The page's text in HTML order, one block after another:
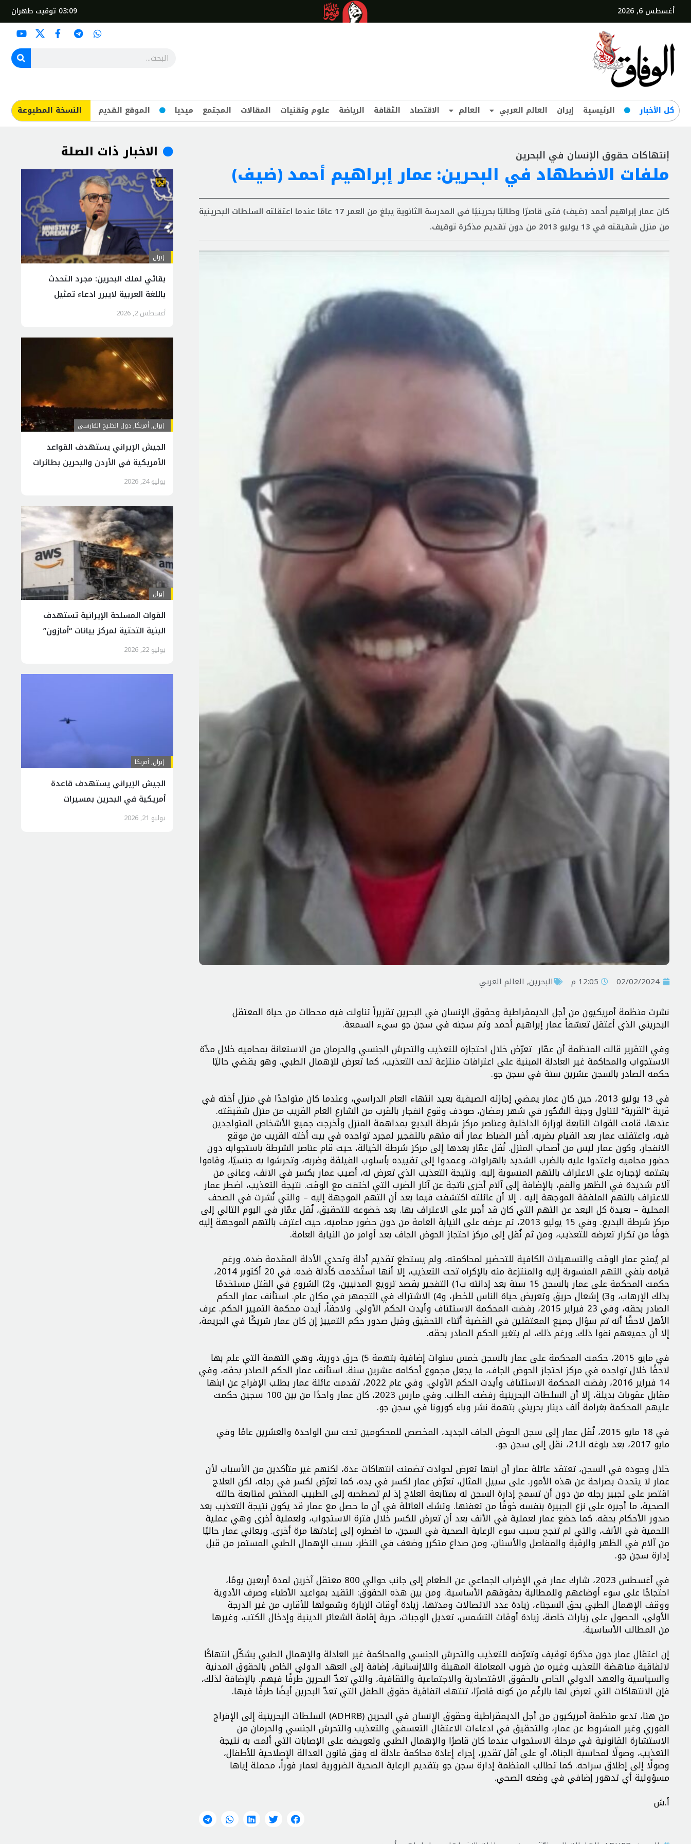
أغسطس 6, 2026 03:09 توقيت طهران
کل‌ الأخبار الرئيسية إيران العالم العربي العالم الاقتصاد الثقافة الرياضة علوم وتقنيات المقالات المجتمع ميديا الموقع القديم ​النسخة المطبوعة
إنتهاكات حقوق الإنسان في البحرين
ملفات الاضطهاد في البحرين: عمار إبراهيم أحمد (ضيف)
كان عمار إبراهيم أحمد (ضيف) فتى قاصرًا وطالبًا بحرينيًا في المدرسة الثانوية يبلغ من العمر 17 عامًا عندما اعتقلته السلطات البحرينية
من منزل شقيقته في 13 يوليو 2013 من دون تقديم مذكرة توقيف.
02/02/2024 12:05 م البحرين, العالم العربي
نشرت منظمة أمريكيون من أجل الديمقراطية وحقوق الإنسان في البحرين تقريراً تناولت فيه محطات من حياة المعتقل
البحريني الذي أعتقل تعسّفاً عمار إبراهيم أحمد وتم سجنه في سجن جو سيء السمعة.
وفي التقرير قالت المنظمة أن عمّار تعرّض خلال احتجازه للتعذيب والتحرش الجنسي والحرمان من الاستعانة بمحاميه خلال مدّة
الاستجواب والمحاكمة غير العادلة المبنية على اعترافات منتزعة تحت التعذيب، كما تعرض للإهمال الطبي. وهو يقضي حاليًا
حكمه الصادر بالسجن عشرين سنة في سجن جو.
في 13 يوليو 2013، حين كان عمار يمضي إجازته الصيفية بعيد انتهاء العام الدراسي، وعندما كان متواجدًا في منزل أخته في
قرية “القرية” لتناول وجبة السَّحُور في شهر رمضان، صودف وقوع انفجار بالقرب من الشارع العام القريب من منزل شقيقته.
عندها، قامت القوات التابعة لوزارة الداخلية وعناصر مركز شرطة البديع بمداهمة المنزل وأخرجت جميع الأشخاص المتواجدين
فيه، واعتقلت عمار بعد القيام بضربه. أخبر الضباط عمار أنه متهم بالتفجير لمجرد تواجده في بيت أخته القريب من موقع
الانفجار، وكون عمار ليس من أصحاب المنزل. نُقل عمّار بعدها إلى مركز شرطة الخيالة، حيث قام عناصر الشرطة باستجوابه دون
حضور محاميه واعتدوا عليه بالضرب الشديد بالهراوات، وعمدوا إلى تقييده بأسلوب الفيلقة وضربه، وتحرشوا به جنسيًا، وقاموا
بشتمه لإجباره على الاعتراف بالتهم المنسوبة إليه. ونتيجة التعذيب الذي تعرض له، أصيب عمار بكسر في الانف، وعانى من
آلام شديدة في الظهر والفم، بالإضافة إلى آلام أخرى ناتجة عن آثار الضرب التي اختفت مع الوقت. نتيجة التعذيب، اضطر عمار
للاعتراف بالتهم الملفقة الموجهة إليه . إلا أن عائلته اكتشفت فيما بعد أن التهم الموجهة إليه – والتي نُشرت في الصحف
المحلية – بعيدة كل البعد عن التهم التي كان قد أجبر على الاعتراف بها. بعد خضوعه للتحقيق، نُقل عمّار في اليوم التالي إلى
مركز شرطة البديع. وفي 15 يوليو 2013، تم عرضه على النيابة العامة من دون حضور محاميه، حيث اعترف بالتهم الموجهة إليه
خوفًا من تكرار تعرضه للتعذيب، ومن ثم نُقل إلى مركز احتجاز الحوض الجاف بعد أوامر من النيابة العامة.
لم يُمنح عمار الوقت والتسهيلات الكافية للتحضير لمحاكمته، ولم يستطع تقديم أدلة وتحدي الأدلة المقدمة ضده. ورغم
قيامه بنفي التهم المنسوبة إليه والمنتزعة منه بالإكراه تحت التعذيب، إلا أنها استُخدمت كأدلة ضده. في 20 أكتوبر 2014،
حكمت المحكمة على عمار بالسجن 15 سنة بعد إدانته ب1) التفجير بقصد ترويع المدنيين، و2) الشروع في القتل مستخدمًا
بذلك الإرهاب، و3) إشعال حريق وتعريض حياة الناس للخطر، و4) الاشتراك في التجمهر في مكان عام. استأنف عمار الحكم
الصادر بحقه، وفي 23 فبراير 2015، رفضت المحكمة الاستئناف وأيدت الحكم الأولي. ولاحقاً، أيدت محكمة التمييز الحكم. عرف
الأهل لاحقًا أنه تم سؤال جميع المعتقلين في القضية أثناء التحقيق وقبل صدور حكم التمييز إن كان عمار شريكًا في الجريمة،
إلا أن جميعهم نفوا ذلك. ورغم ذلك، لم يتغير الحكم الصادر بحقه.
في مايو 2015، حكمت المحكمة على عمار بالسجن خمس سنوات إضافية بتهمة 5) حرق دورية، وهي التهمة التي علم بها
لاحقًا خلال تواجده في مركز احتجاز الحوض الجاف، ما يجعل مجموع أحكامه عشرين سنة. استأنف عمار الحكم الصادر بحقه، وفي
14 فبراير 2016، رفضت المحكمة الاستئناف وأيدت الحكم الأولي. وفي عام 2022، تقدمت عائلة عمار بطلب الإفراج عن ابنها
مقابل عقوبات بديلة، إلا أن السلطات البحرينية رفضت الطلب. وفي مارس 2023، كان عمار واحدًا من بين 100 سجين حكمت
عليهم المحكمة بغرامة ألف دينار بحريني بتهمة نشر وباء كورونا في سجن جو.
في 18 مايو 2015، نُقل عمار إلى سجن الحوض الجاف الجديد، المخصص للمحكومين تحت سن الواحدة والعشرين عامًا وفي
مايو 2017، بعد بلوغه الـ21، نقل إلى سجن جو.
خلال وجوده في السجن، تعتقد عائلة عمار أن ابنها تعرض لحوادث تضمنت انتهاكات عدة، لكنهم غير متأكدين من الأسباب لأن
عمار لا يتحدث بصراحة عن هذه الأمور. على سبيل المثال، تعرّض عمار لكسر في يده، كما تعرّض لكسر في رجله، لكن العلاج
اقتصر على تجبير رجله من دون أن تسمح إدارة السجن له بمتابعة العلاج إذ لم تصطحبه إلى الطبيب المختص لمتابعة حالته
الصحية، ما أجبره على نزع الجبيرة بنفسه خوفًا من تعفنها. وتشك العائلة في أن ما حصل مع عمار قد يكون نتيجة التعذيب بعد
صدور الأحكام بحقه. كما خضع عمار لعملية في الأنف بعد أن تعرض للكسر خلال فترة الاستجواب، ولعملية أخرى وهي عملية
اللحمية في الأنف، والتي لم تنجح بسبب سوء الرعاية الصحية في السجن، ما اضطره إلى إعادتها مرة أخرى. ويعاني عمار حاليًا
من آلام في الظهر والرقبة والمفاصل والأسنان، ومن صداع متكرر وضعف في النظر، بسبب الإهمال الطبي المستمر من قبل
إدارة سجن جو.
في أغسطس 2023، شارك عمار في الإضراب الجماعي عن الطعام إلى جانب حوالي 800 معتقل آخرين لمدة أربعين يومًا،
احتجاجًا على سوء أوضاعهم وللمطالبة بحقوقهم الأساسية. ومن بين هذه الحقوق: التقيد بمواعيد الأطباء وصرف الأدوية
ووقف الإهمال الطبي بحق السجناء، زيادة عدد الاتصالات ومدتها، زيادة أوقات الزيارة وشمولها للأقارب من غير الدرجة
الأولى، الحصول على زيارات خاصة، زيادة أوقات التشمس، تعديل الوجبات، حرية إقامة الشعائر الدينية وإدخال الكتب، وغيرها
من المطالب الأساسية.
إن اعتقال عمار دون مذكرة توقيف وتعرّضه للتعذيب والتحرش الجنسي والمحاكمة غير العادلة والإهمال الطبي يشكّل انتهاكًا
لاتفاقية مناهضة التعذيب وغيره من ضروب المعاملة المهينة واللاإنسانية، إضافة إلى العهد الدولي الخاص بالحقوق المدنية
والسياسية والعهد الدولي الخاص بالحقوق الاقتصادية والاجتماعية والثقافية، والتي تعدّ البحرين طرفًا فيهم. بالإضافة لذلك،
فإن الانتهاكات التي تعرض لها بالرغْم من كونه قاصرًا، تنتهك اتفاقية حقوق الطفل التي تعدّ البحرين أيضًا طرفًا فيها.
من هنا، تدعو منظمة أمريكيون من أجل الديمقراطية وحقوق الإنسان في البحرين (ADHRB) السلطات البحرينية إلى الإفراج
الفوري وغير المشروط عن عمار، والتحقيق في ادعاءات الاعتقال التعسفي والتعذيب والتحرش الجنسي والحرمان من
الاستشارة القانونية في مرحلة الاستجواب عندما كان قاصرًا والإهمال الطبي وتعويضه على الإصابات التي ألمت به نتيجة
التعذيب، وصولًا لمحاسبة الجناة، أو على أقل تقدير، إجراء إعادة محاكمة عادلة له وفق قانون العدالة الإصلاحية للأطفال،
وصولًا إلى إطلاق سراحه. كما تطالب المنظمة إدارة سجن جو بتقديم الرعاية الصحية الضرورية لعمار فوراً، محملة إياها
مسؤولية أي تدهور إضافي في وضعه الصحي.
أ.ش
الاخبار ذات الصلة
إيران
بقائي لملك البحرين: مجرد التحدث
باللغة العربية لايبرر ادعاء تمثيل
الرسالة المحمدية
أغسطس 2, 2026
إيران,أمريكا,دول الخليج الفارسي
الجيش الإيراني يستهدف القواعد
الأمريكية في الأردن والبحرين بطائرات
مسيرة
يوليو 24, 2026
إيران
القوات المسلحة الإيرانية تستهدف
البنية التحتية لمركز بيانات “أمازون”
في البحرين
يوليو 22, 2026
إيران,أمريكا
الجیش الإیراني يستهدف قاعدة
أمريكية في البحرين بمسيرات
انقضاضیة
يوليو 21, 2026